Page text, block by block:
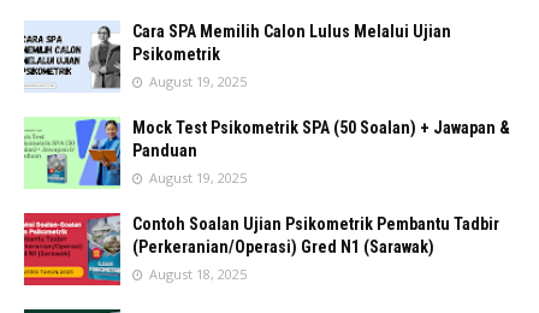
Cara SPA Memilih Calon Lulus Melalui Ujian
Psikometrik
August 19, 2025
Mock Test Psikometrik SPA (50 Soalan) + Jawapan &
Panduan
August 19, 2025
Contoh Soalan Ujian Psikometrik Pembantu Tadbir
(Perkeranian/Operasi) Gred N1 (Sarawak)
August 18, 2025